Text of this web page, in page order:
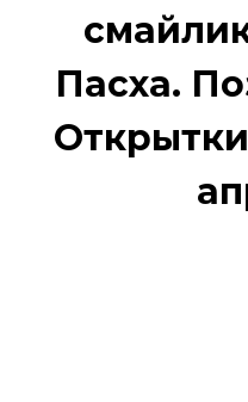
Пасха.